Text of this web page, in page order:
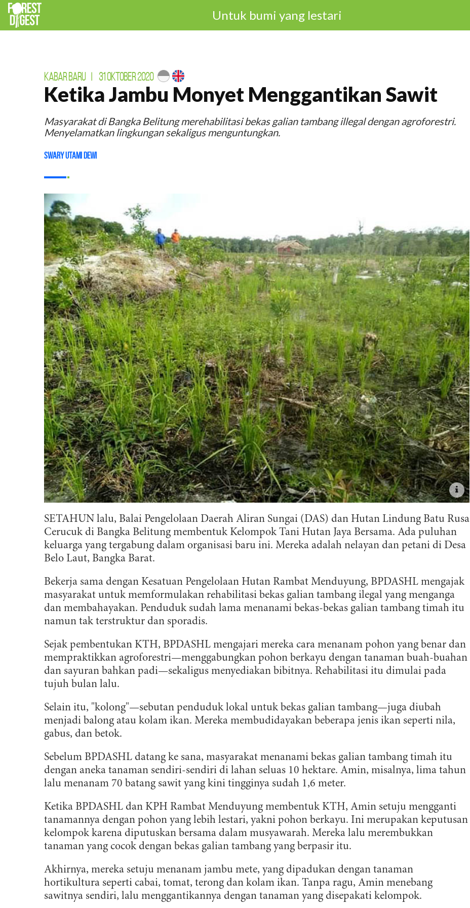
Untuk bumi yang lestari
KABAR BARU 31 OKTOBER 2020
Ketika Jambu Monyet Menggantikan Sawit
Masyarakat di Bangka Belitung merehabilitasi bekas galian tambang illegal dengan agroforestri.
Menyelamatkan lingkungan sekaligus menguntungkan.
Swary Utami Dewi
SETAHUN lalu, Balai Pengelolaan Daerah Aliran Sungai (DAS) dan Hutan Lindung Batu Rusa
Cerucuk di Bangka Belitung membentuk Kelompok Tani Hutan Jaya Bersama. Ada puluhan
keluarga yang tergabung dalam organisasi baru ini. Mereka adalah nelayan dan petani di Desa
Belo Laut, Bangka Barat.
Bekerja sama dengan Kesatuan Pengelolaan Hutan Rambat Menduyung, BPDASHL mengajak
masyarakat untuk memformulakan rehabilitasi bekas galian tambang ilegal yang menganga
dan membahayakan. Penduduk sudah lama menanami bekas-bekas galian tambang timah itu
namun tak terstruktur dan sporadis.
Sejak pembentukan KTH, BPDASHL mengajari mereka cara menanam pohon yang benar dan
mempraktikkan agroforestri—menggabungkan pohon berkayu dengan tanaman buah-buahan
dan sayuran bahkan padi—sekaligus menyediakan bibitnya. Rehabilitasi itu dimulai pada
tujuh bulan lalu.
Selain itu, "kolong"—sebutan penduduk lokal untuk bekas galian tambang—juga diubah
menjadi balong atau kolam ikan. Mereka membudidayakan beberapa jenis ikan seperti nila,
gabus, dan betok.
Sebelum BPDASHL datang ke sana, masyarakat menanami bekas galian tambang timah itu
dengan aneka tanaman sendiri-sendiri di lahan seluas 10 hektare. Amin, misalnya, lima tahun
lalu menanam 70 batang sawit yang kini tingginya sudah 1,6 meter.
Ketika BPDASHL dan KPH Rambat Menduyung membentuk KTH, Amin setuju mengganti
tanamannya dengan pohon yang lebih lestari, yakni pohon berkayu. Ini merupakan keputusan
kelompok karena diputuskan bersama dalam musyawarah. Mereka lalu merembukkan
tanaman yang cocok dengan bekas galian tambang yang berpasir itu.
Akhirnya, mereka setuju menanam jambu mete, yang dipadukan dengan tanaman
hortikultura seperti cabai, tomat, terong dan kolam ikan. Tanpa ragu, Amin menebang
sawitnya sendiri, lalu menggantikannya dengan tanaman yang disepakati kelompok.